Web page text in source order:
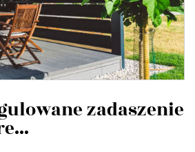
zadaszenie